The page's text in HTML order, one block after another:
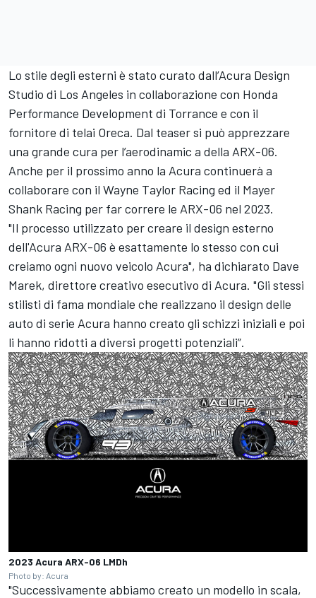
Lo stile degli esterni è stato curato dall’Acura Design
Studio di Los Angeles in collaborazione con Honda
Performance Development di Torrance e con il
fornitore di telai Oreca. Dal teaser si può apprezzare
una grande cura per l’aerodinamic a della ARX-06.
Anche per il prossimo anno la Acura continuerà a
collaborare con il Wayne Taylor Racing ed il Mayer
Shank Racing per far correre le ARX-06 nel 2023.
"Il processo utilizzato per creare il design esterno
dell'Acura ARX-06 è esattamente lo stesso con cui
creiamo ogni nuovo veicolo Acura", ha dichiarato Dave
Marek, direttore creativo esecutivo di Acura. "Gli stessi
stilisti di fama mondiale che realizzano il design delle
auto di serie Acura hanno creato gli schizzi iniziali e poi
li hanno ridotti a diversi progetti potenziali”.
2023 Acura ARX-06 LMDh
Photo by: Acura
"Successivamente abbiamo creato un modello in scala,